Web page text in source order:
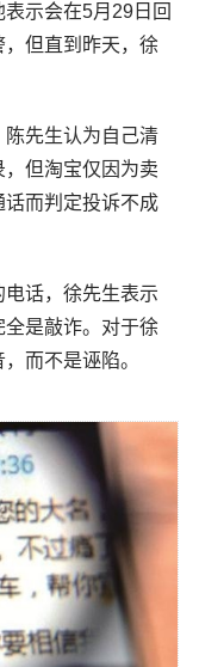
示会在5月29日回
但直到昨天，徐
陈先生认为自己清
但淘宝仅因为卖
而判定投诉不成
话，徐先生表示
全是敲诈。对于徐
而不是诬陷。